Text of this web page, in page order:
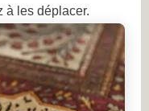
à les déplacer.